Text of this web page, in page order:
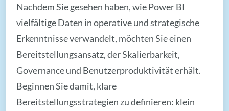
Nachdem Sie gesehen haben, wie Power BI
vielfältige Daten in operative und strategische
Erkenntnisse verwandelt, möchten Sie einen
Bereitstellungsansatz, der Skalierbarkeit,
Governance und Benutzerproduktivität erhält.
Beginnen Sie damit, klare
Bereitstellungsstrategien zu definieren: klein